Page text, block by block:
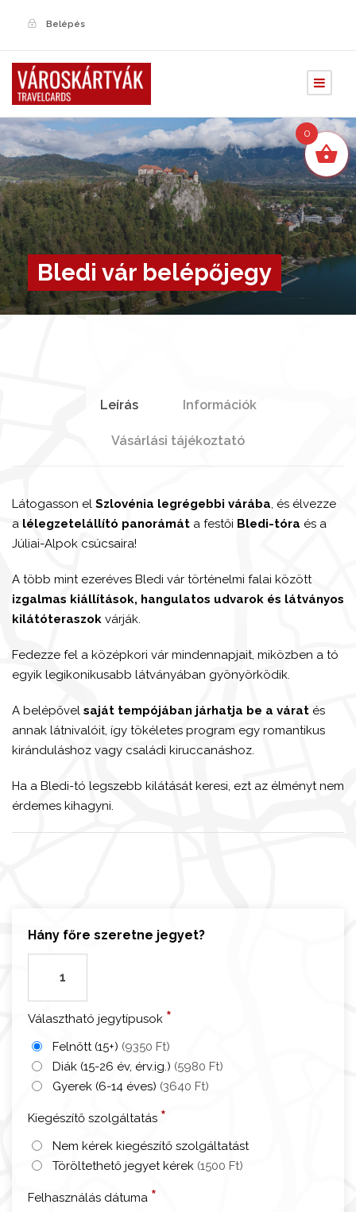
Belépés
Bledi vár belépőjegy
Hány főre szeretne jegyet?
e
d
v
á
b
e
p
Választható jegytípusok *
Felnőtt (15+) (9350 Ft)
Diák (15-26 év, érv.ig.) (5980 Ft)
Gyerek (6-14 éves) (3640 Ft)
Kiegészítő szolgáltatás *
Nem kérek kiegészítő szolgáltatást
Töröltethető jegyet kérek (1500 Ft)
Felhasználás dátuma *
Leírás Információk
Vásárlási tájékoztató
Látogasson el Szlovénia legrégebbi várába , és élvezze
a lélegzetelállító panorámát a festői Bledi-tóra és a
Júliai-Alpok csúcsaira!
A több mint ezeréves Bledi vár történelmi falai között
izgalmas kiállítások, hangulatos udvarok és látványos
kilátóteraszok várják.
Fedezze fel a középkori vár mindennapjait, miközben a tó
egyik legikonikusabb látványában gyönyörködik.
A belépővel saját tempójában járhatja be a várat és
annak látnivalóit, így tökéletes program egy romantikus
kiránduláshoz vagy családi kiruccanáshoz.
Ha a Bledi-tó legszebb kilátását keresi, ezt az élményt nem
érdemes kihagyni.
0